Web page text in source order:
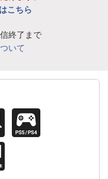
こちら
終了まで
いて